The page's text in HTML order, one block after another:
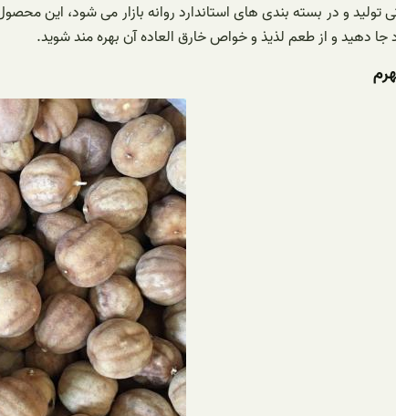
تولید و در بسته بندی های استاندارد روانه بازار می شود، این
جا دهید و از طعم لذیذ و خواص خارق‌ العاده آن بهره مند شوید.